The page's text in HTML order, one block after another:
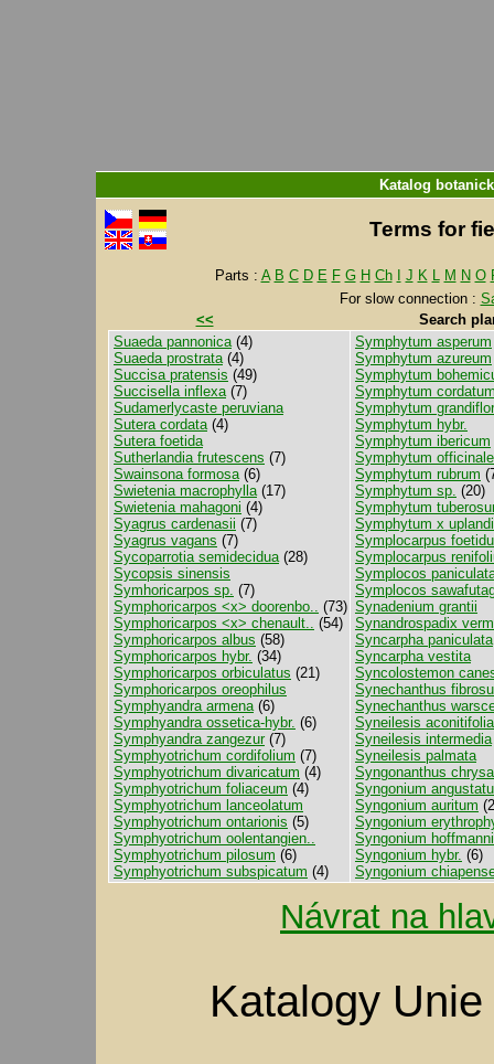
Katalog
Terms for
Parts : A B C D E F G H Ch J K L M N O
For slow connection :
<<
Search
Suaeda pannonica(4)
Suaeda prostrata(4)
Succisa pratensis (49)
Succisella inflexa(7)
Sudamerlycaste peruviana
Sutera cordata(4)
Sutera foetida
Sutherlandia frutescens (7)
Swainsona formosa(6)
Swietenia macrophylla(17)
Swietenia mahagoni (4)
Syagrus cardenasii (7)
Syagrus vagans (7)
Sycoparrotia semidecidua(28)
Sycopsis sinensis
Symhoricarpos sp. (7)
Symphoricarpos <x> doorenbo.. (73)
Symphoricarpos <x> chenault.. (54)
Symphoricarpos albus (58)
Symphoricarpos hybr. (34)
Symphoricarpos orbiculatus (21)
Symphoricarpos oreophilus
Symphyandra armena(6)
Symphyandra ossetica-hybr. (6)
Symphyandra zangezur (7)
Symphyotrichum cordifolium (7)
Symphyotrichum divaricatum (4)
Symphyotrichum foliaceum (4)
Symphyotrichum lanceolatum
Symphyotrichum ontarionis (5)
Symphyotrichum oolentangien..
Symphyotrichum pilosum (6)
Symphyotrichum subspicatum (4)
Symphytum asperum
Symphytum azureum
Symphytum
Symphytum
Symphytum
Symphytum hybr.
Symphytum ibericum
Symphytum officinale
Symphytum rubrum
Symphytum sp. (20)
Symphytum
Symphytum x
Symplocarpus
Symplocarpus
Symplocos
Symplocos
Synadenium grantii
Synandrospadix
Syncarpha paniculata
Syncarpha vestita
Syncolostemon
Synechanthus
Synechanthus
Syneilesis aconitifolia
Syneilesis intermedia
Syneilesis palmata
Syngonanthus
Syngonium
Syngonium auritum
Syngonium
Syngonium
Syngonium hybr. (6)
Syngonium
Návrat na
Katalogy